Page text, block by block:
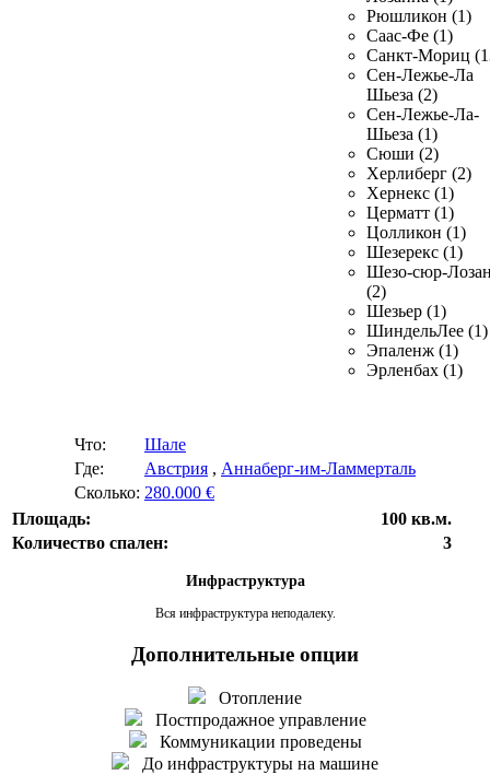
Рюшликон (1)
Саас-Фе (1)
Санкт-Мориц
Сен-Лежье-Ла
Шьеза (2)
Сен-Лежье-Ла-
Шьеза (1)
Сюши (2)
Херлиберг (2)
Хернекс (1)
Церматт (1)
Цолликон (1)
Шезерекс (1)
Шезо-сюр-
(2)
Шезьер (1)
ШиндельЛее (1)
Эпаленж (1)
Эрленбах (1)
Что:
Шале
Где:
Австрия , Аннаберг-им-Ламмерталь
Сколько: 280.000 €
Площадь:
100 кв.м.
Количество спален:
3
Инфраструктура
Вся инфраструктура неподалеку.
Дополнительные опции
Отопление
Постпродажное управление
Коммуникации проведены
До инфраструктуры на машине